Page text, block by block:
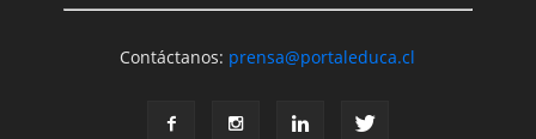
Contáctanos: prensa@portaleduca.cl